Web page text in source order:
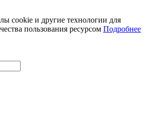
cookie и другие технологии для
пользования ресурсом Подробнее